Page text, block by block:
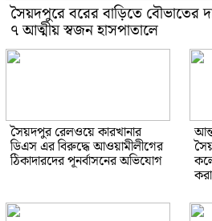
সৈয়দপুরে বরের বাড়িতে বৌভাতের
৭ আত্মীয় স্বজন হাসপাতালে
সৈয়দপুর রেলওয়ে কারখানার
ডিএস এর বিরুদ্ধে আওয়ামীলীগের
ঠিকাদারদের পূনর্বাসনের অভিযোগ